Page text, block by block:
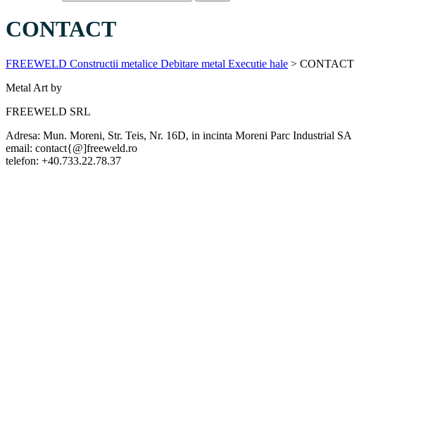
CONTACT
FREEWELD Constructii metalice Debitare metal Executie hale > CONTACT
Metal Art by
FREEWELD SRL
Adresa: Mun. Moreni, Str. Teis, Nr. 16D, in incinta Moreni Parc Industrial SA
email: contact{@]freeweld.ro
telefon: +40.733.22.78.37